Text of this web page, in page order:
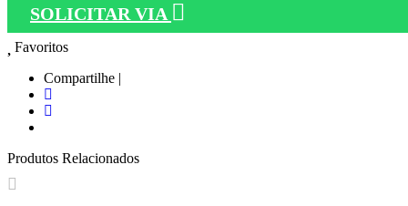
SOLICITAR VIA
Favoritos
Compartilhe |
Produtos Relacionados